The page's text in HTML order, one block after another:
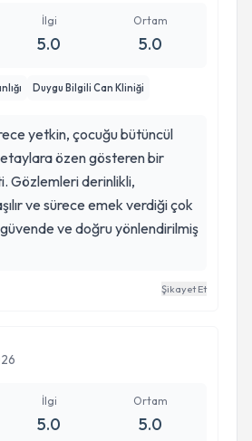
İlgi
5.0
Ortam
5.0
Duygu Bilgili Can Kliniği
yetkin, çocuğu bütüncül
özen gösteren bir
Gözlemleri derinlikli,
ve sürece emek verdiği çok
ve doğru yönlendirilmiş
Şikayet Et
İlgi
5.0
Ortam
5.0